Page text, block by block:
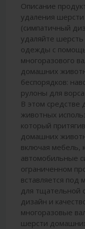
Описание
удаления
(симпатичный
удаляйте
одежды с
многоразового
домашних
беспорядков:
рулоны для
В этом
животных
который
домашних
включая мебель,
автомобильные
ограниченном
вставляется
для тщательной
дизайн и
многоразовые
шерсти